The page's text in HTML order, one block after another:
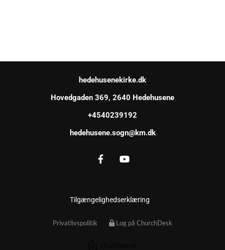
hedehusenekirke.dk
Hovedgaden 369, 2640 Hedehusene
+4540239192
hedehusene.sogn@km.dk
Tilgængelighedserklæring
Privatlivspolitik Log på ChurchDesk